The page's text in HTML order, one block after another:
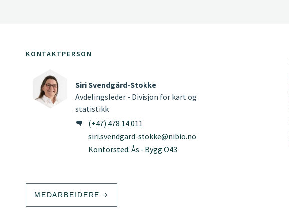
KONTAKTPERSON
Siri Svendgård-Stokke
Avdelingsleder - Divisjon for kart og
statistikk
(+47) 478 14 011
siri.svendgard-stokke@nibio.no
Kontorsted: Ås - Bygg O43
MEDARBEIDERE